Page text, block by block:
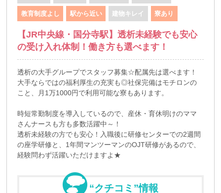
教育制度よし 駅から近い 建物キレイ 寮あり
【JR中央線・国分寺駅】透析未経験でも安心
の受け入れ体制！働き方も選べます！
透析の大手グループでスタッフ募集☆配属先は選べます！
大手ならではの福利厚生の充実も◎社保完備はモチロンの
こと、月1万1000円で利用可能な寮もあります。
時短常勤制度を導入しているので、産休・育休明けのママ
さんナースも方も多数活躍中～！
透析未経験の方でも安心！入職後に研修センターでの2週間
の座学研修と、1年間マンツーマンのOJT研修があるので、
経験問わず活躍いただけますよ★
“クチコミ”情報